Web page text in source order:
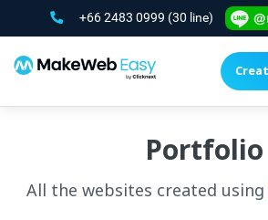
+66 2483 0999 (30 line)
Portfolio
All the websites created using